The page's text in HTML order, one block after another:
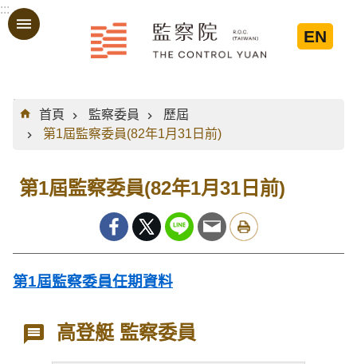
跳到主要內容區塊
:::
EN
:::
首頁
監察委員
歷屆
第1屆監察委員(82年1月31日前)
第1屆監察委員(82年1月31日前)
第1屆監察委員任期資料
高登艇 監察委員